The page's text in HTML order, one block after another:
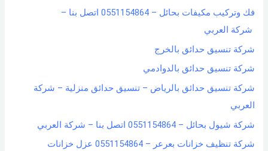
فك وتركيب مكيفات بحائل – 0551154864 اتصل بنا –
شركة العربي
شركة تنسيق حدائق بالخرج
شركة تنسيق حدائق بالدوادمي
شركة تنسيق حدائق بالرياض – تنسيق حدائق منزلية – شركة
العربي
شركة شيول بحائل – 0551154864 اتصل بنا – شركة العربي
شركة تنظيف خزانات بعرعر – 0551154864 عزل خزانات